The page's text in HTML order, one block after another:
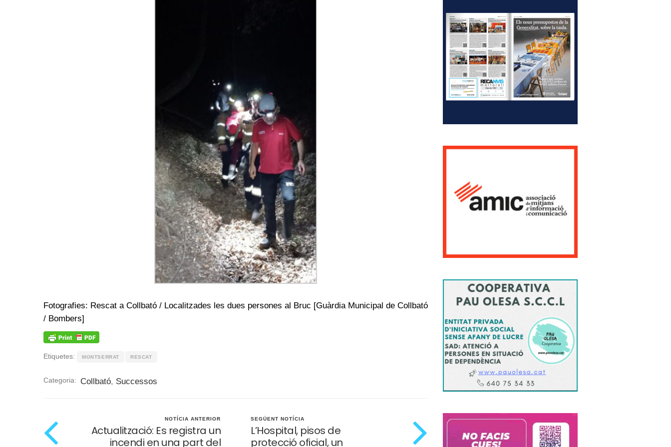
Fotografies: Rescat a Collbató / Localitzades les dues persones al Bruc [Guàrdia Municipal de Collbató
/ Bombers]
Etiquetes: MONTSERRAT RESCAT
Categoria: Collbató, Successos
NOTÍCIA ANTERIOR
Actualització: Es registra un
incendi en una part del
SEGÜENT NOTÍCIA
L’Hospital, pisos de
protecció oficial, un